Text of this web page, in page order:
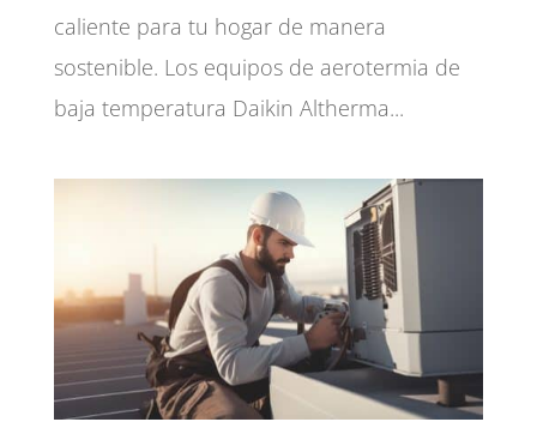
caliente para tu hogar de manera
sostenible. Los equipos de aerotermia de
baja temperatura Daikin Altherma...